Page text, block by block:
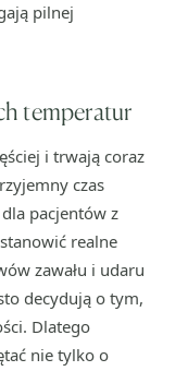
pilnej
temperatur
i trwają coraz
czas
pacjentów z
realne
zawału i udaru
decydują o tym,
Dlatego
nie tylko o